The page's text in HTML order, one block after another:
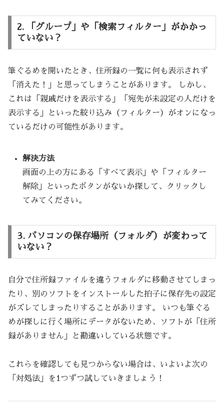
2. 「グループ」や「検索フィルター」がかかっ
ていない？
筆ぐるめを開いたとき、住所録の一覧に何も表示されず
「消えた！」と思ってしまうことがあります。 しかし、
これは「親戚だけを表示する」「宛先が未設定の人だけを
表示する」といった絞り込み（フィルター）がオンになっ
ているだけの可能性があります。
解決方法
画面の上の方にある「すべて表示」や「フィルター
解除」といったボタンがないか探して、クリックし
てみてください。
3. パソコンの保存場所（フォルダ）が変わって
いない？
自分で住所録ファイルを違うフォルダに移動させてしまっ
たり、別のソフトをインストールした拍子に保存先の設定
がズレてしまったりすることがあります。 いつも筆ぐる
めが探しに行く場所にデータがないため、ソフトが「住所
録がありません」と勘違いしている状態です。
これらを確認しても見つからない場合は、いよいよ次の
「対処法」を1つずつ試していきましょう！